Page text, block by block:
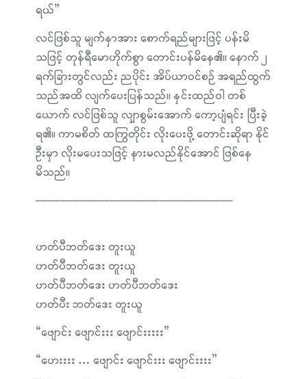
ရယ်”
လင်ဖြစ်သူ မျက်နှာအား စောက်ရည်များဖြင့် ပန်းမိ
သဖြင့် တုန်ရီမောဟိုက်စွာ တောင်းပန်မိနေ၏။ နောက် ၂
ရက်ခြားတွင်လည်း ညပိုင်း အိပ်ယာဝင်စဉ် အရည်ထွက်
သည်အထိ လျက်ပေးပြန်သည်။ နှင်းထည်ဝါ တစ်
ယောက် လင်ဖြစ်သူ လျှာစွမ်းအောက် ကော့ပျံရင်း ပြီးခဲ့
ရ၏။ ကာမစိတ် ထကြွတိုင်း လိုးပေးဖို့ တောင်းဆိုရာ နိုင်
ဦးမှာ လိုးမပေးသဖြင့် နားမလည်နိုင်အောင် ဖြစ်နေ
မိသည်။
————————————————
ဟတ်ပီဘတ်ဒေး တူးယူ
ဟတ်ပီဘတ်ဒေး တူးယူ
ဟတ်ပီဘတ်ဒေး ဟတ်ပီဘတ်ဒေး
ဟတ်ပီး ဘတ်ဒေး တူးယူ
“ဖျောင်း ဖျောင်းးး ဖျောင်းးးးး”
“ဟေးးးး … ဖျောင်း ဖျောင်းးး ဖျောင်းးးး”